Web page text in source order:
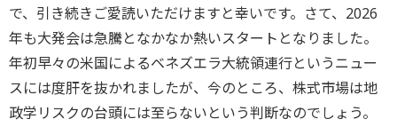
で、引き続きご愛読いただけますと幸いです。さて、2026
年も大発会は急騰となかなか熱いスタートとなりました。
年初早々の米国によるベネズエラ大統領連行というニュー
スには度肝を抜かれましたが、今のところ、株式市場は地
政学リスクの台頭には至らないという判断なのでしょう。